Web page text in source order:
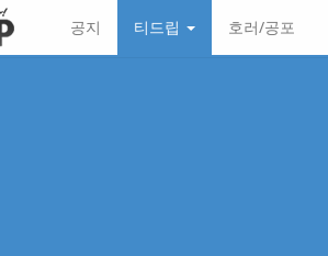
공지 티드립 호러/공포